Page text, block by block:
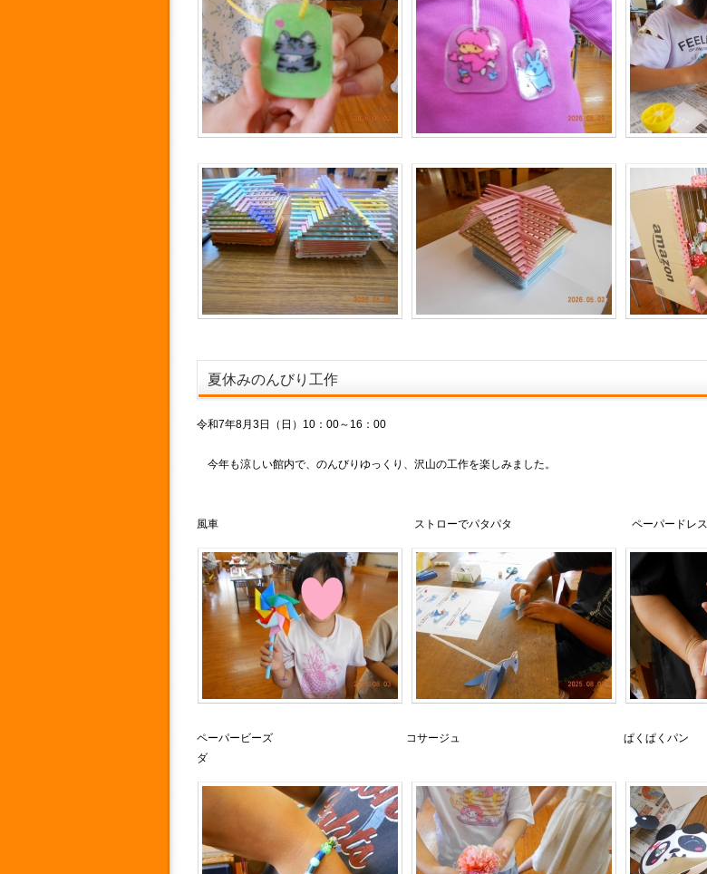
夏休みのんびり工作
令和7年8月3日（日）10：00～16：00
今年も涼しい館内で、のんびりゆっくり、沢山の工作を楽しみました。
風車 ストローでパタパタ ペーパードレス
ペーパービーズ コサージュ ぱくぱくパン
ダ